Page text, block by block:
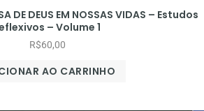
DE DEUS EM NOSSAS VIDAS – Estudos
– Volume 1
R$60,00
AO CARRINHO